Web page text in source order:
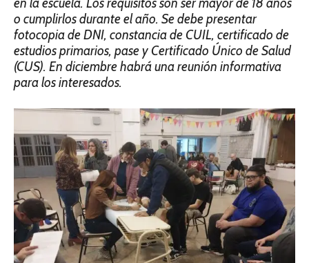
en la escuela. Los requisitos son ser mayor de 18 años
o cumplirlos duran­te el año. Se debe presentar
fotocopia de DNI, constancia de CUIL, certificado de
estudios primarios, pase y Certificado Único de Salud
(CUS). En diciembre habrá una reunión infor­mativa
para los interesados.